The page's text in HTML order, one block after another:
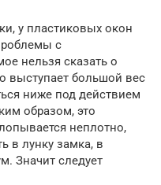
у пластиковых окон
с
нельзя сказать о
выступает большой вес
ниже под действием
образом, это
неплотно,
в лунку замка, в
Значит следует